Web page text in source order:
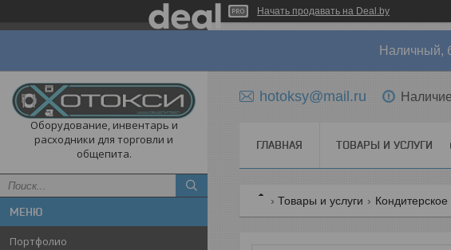
Начать продавать на Deal.by
Наличный,
Оборудование, инвентарь и
расходники для торговли и
общепита.
Портфолио
hotoksy@mail.ru
ГЛАВНАЯ ТОВАРЫ И УСЛУГИ
Товары и услуги